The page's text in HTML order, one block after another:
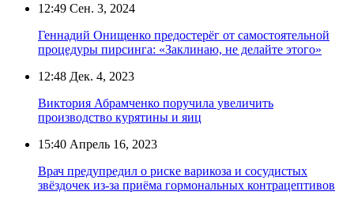
12:49 Сен. 3, 2024
Геннадий Онищенко предостерёг от самостоятельной
процедуры пирсинга: «Заклинаю, не делайте этого»
12:48 Дек. 4, 2023
Виктория Абрамченко поручила увеличить
производство курятины и яиц
15:40 Апрель 16, 2023
Врач предупредил о риске варикоза и сосудистых
звёздочек из-за приёма гормональных контрацептивов